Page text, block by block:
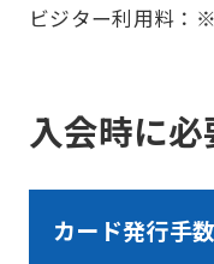
ビジター利用料：
入会時に
カード発行手